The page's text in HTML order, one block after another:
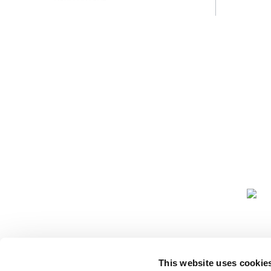
This website uses